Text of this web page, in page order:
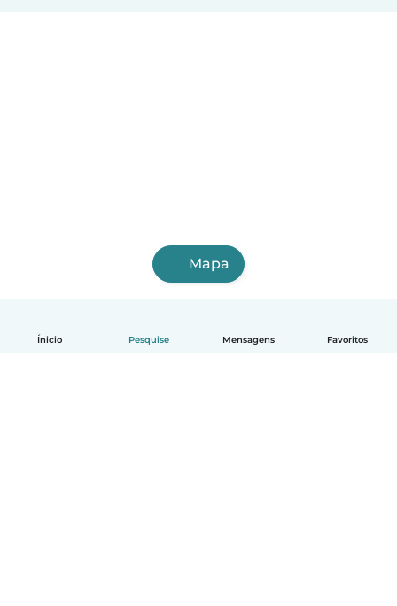
Ínicio Pesquise Mensagens Favoritos
Mapa